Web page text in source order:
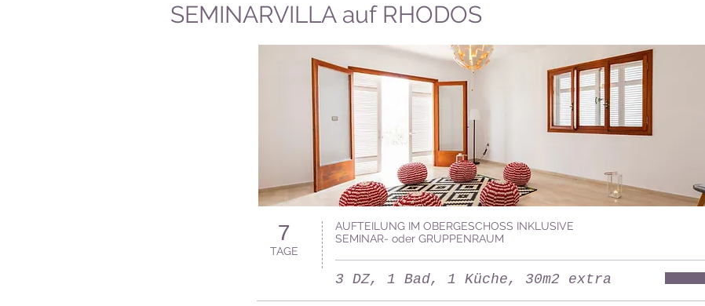
SEMINARVILLA auf RHODOS
7
TAGE
AUFTEILUNG IM OBERGESCHOSS INKLUSIVE
SEMINAR- oder GRUPPENRAUM
3 DZ, 1 Bad, 1 Küche, 30m2 extra